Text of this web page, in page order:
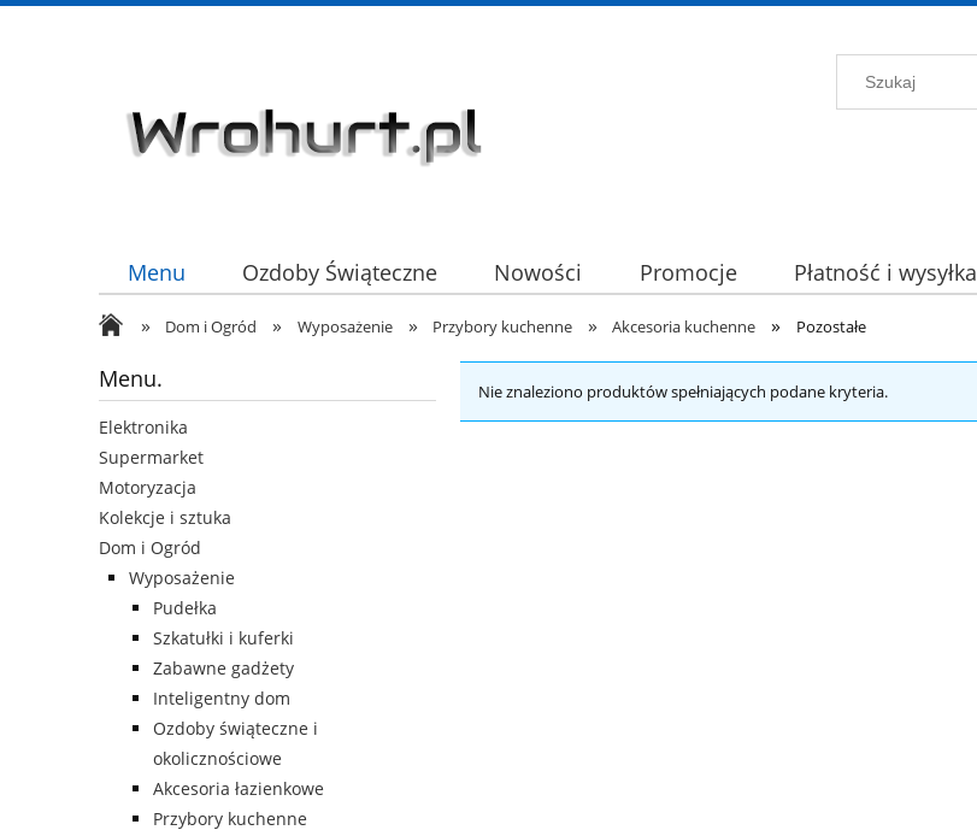
Menu Ozdoby Świąteczne Nowości Promocje Płatność i wysyłka
HURT
» Dom i Ogród » Wyposażenie » Przybory kuchenne » Akcesoria kuchenne » Pozostałe
Menu.
Elektronika
Supermarket
Motoryzacja
Kolekcje i sztuka
Dom i Ogród
Wyposażenie
Pudełka
Szkatułki i kuferki
Zabawne gadżety
Inteligentny dom
Ozdoby świąteczne i
okolicznościowe
Akcesoria łazienkowe
Przybory kuchenne
Nie znaleziono produktów spełniających podane kryteria.